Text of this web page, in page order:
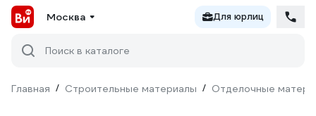
Москва Для юрлиц
Поиск в каталоге
Главная / Строительные материалы / Отделочные